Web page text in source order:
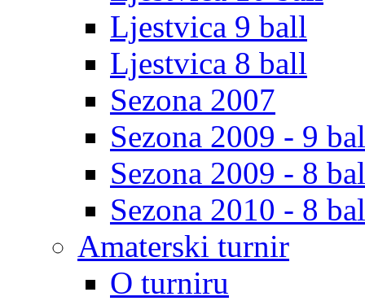
Ljestvica 9 ball
Ljestvica 8 ball
Sezona 2007
Sezona 2009 - 9
Sezona 2009 - 8
Sezona 2010 - 8
Amaterski turnir
O turniru